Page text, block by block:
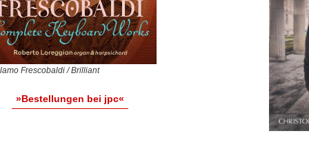
Frescobaldi / Brilliant
»Bestellungen bei jpc«